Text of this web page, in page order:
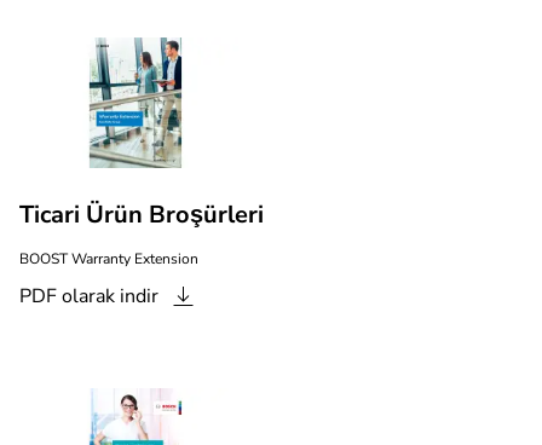
Ticari Ürün Broşürleri
BOOST Warranty Extension
PDF olarak indir